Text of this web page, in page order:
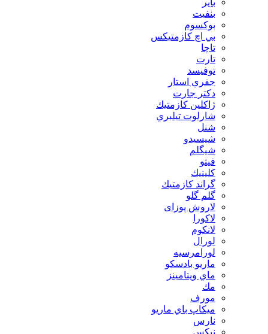
بنفيت
بوكسوم
بي اچ كازمتيكس
تاچا
تارت
توفيسد
جفري استار
دكتر جارت
ژاكلين كازمتيك
شارلوت تيلبري
شنل
شيسيدو
شیگلم
فيتو
كلينيك
گراند كازمتيك
گلم گلو
لاروش پوزای
لاكورا
لانكوم
لورال
لورامرسيه
ماريو بادسكو
ماي ويتامينز
مك
مورف
ميكاپ باي ماريو
نارس
نيكس